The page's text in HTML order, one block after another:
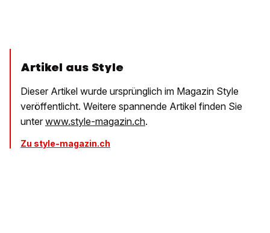
Artikel aus Style
Dieser Artikel wurde ursprünglich im Magazin Style
veröffentlicht. Weitere spannende Artikel finden Sie
unter www.style-magazin.ch.
Zu style-magazin.ch